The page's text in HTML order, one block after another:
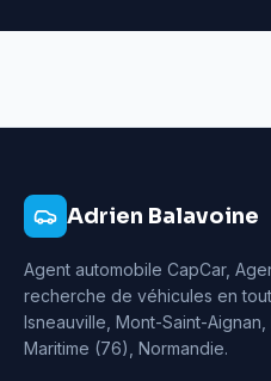
Adrien Balavoine
Agent automobile CapCar,
recherche de véhicules en
Isneauville, Mont-Saint-
Maritime (76), Normandie.